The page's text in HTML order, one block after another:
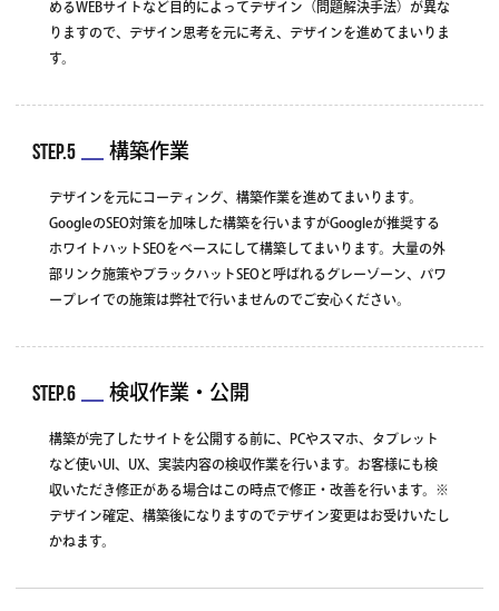
めるWEBサイトなど目的によってデザイン（問題解決手法）が異な
りますので、デザイン思考を元に考え、デザインを進めてまいりま
す。
STEP.5 構築作業
デザインを元にコーディング、構築作業を進めてまいります。
GoogleのSEO対策を加味した構築を行いますがGoogleが推奨する
ホワイトハットSEOをベースにして構築してまいります。大量の外
部リンク施策やブラックハットSEOと呼ばれるグレーゾーン、パワ
ープレイでの施策は弊社で行いませんのでご安心ください。
STEP.6 検収作業・公開
構築が完了したサイトを公開する前に、PCやスマホ、タブレット
など使いUI、UX、実装内容の検収作業を行います。お客様にも検
収いただき修正がある場合はこの時点で修正・改善を行います。※
デザイン確定、構築後になりますのでデザイン変更はお受けいたし
かねます。